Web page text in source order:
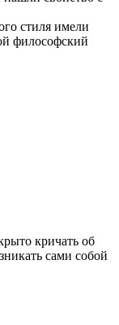
стиля имели
философский
кричать об
сами собой